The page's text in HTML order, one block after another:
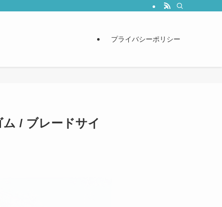
プライバシーポリシー
/ ブレードサイ